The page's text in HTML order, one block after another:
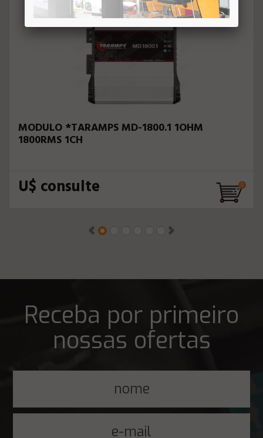
MODULO *TARAMPS MD-1800.1 1OHM
1800RMS 1CH
U$ consulte
Receba por primeiro
nossas ofertas